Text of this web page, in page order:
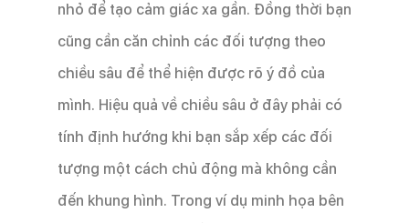
nhỏ để tạo cảm giác xa gần. Đồng thời bạn
cũng cần căn chỉnh các đối tượng theo
chiều sâu để thể hiện được rõ ý đồ của
mình. Hiệu quả về chiều sâu ở đây phải có
tính định hướng khi bạn sắp xếp các đối
tượng một cách chủ động mà không cần
đến khung hình. Trong ví dụ minh họa bên